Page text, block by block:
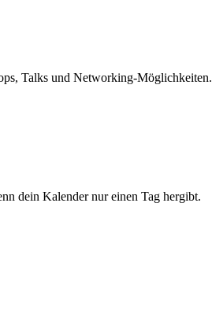
Talks und Networking-Möglichkeiten.
dein Kalender nur einen Tag hergibt.